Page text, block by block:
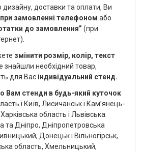
доставки та оплати, Ви
при замовленні телефоном або
до замовлення” (при
змінити розмір, колір, текст
знайшли необхідний товар,
для Вас індивідуальний стенд.
Вам стенди в будь-який куточок
і Київ, Лисичанськ і Кам’янець-
область і Львівська
та Дніпро, Дніпропетровська
Донецьк і Вільногірськ,
область, Хмельницький,